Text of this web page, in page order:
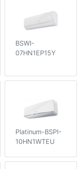
BSWI-
07HN1EP15Y
Platinum-BSPI-
10HN1WTEU